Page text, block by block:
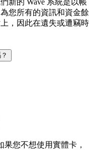
您所有的資訊和資金餘
，因此在遺失或遭竊時
果您不想使用實體卡，